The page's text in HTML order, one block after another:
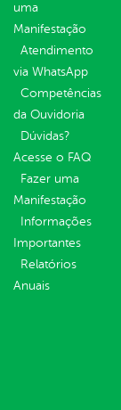
uma
Manifestação
Atendimento
via WhatsApp
Competências
da Ouvidoria
Dúvidas?
Acesse o FAQ
Fazer uma
Manifestação
Informações
Importantes
Relatórios
Anuais